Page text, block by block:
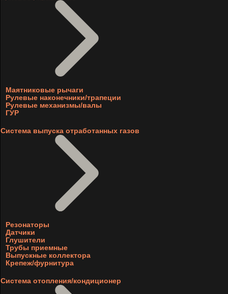
Маятниковые рычаги
Рулевые наконечники/трапеции
Рулевые механизмы/валы
ГУР
Система выпуска отработанных газов
Резонаторы
Датчики
Глушители
Трубы приемные
Выпускные коллектора
Крепеж/фурнитура
Система отопления/кондиционер